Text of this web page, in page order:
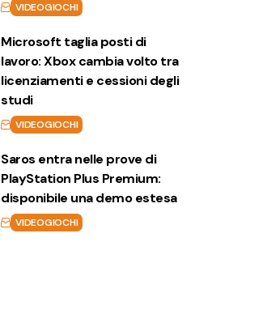
VIDEOGIOCHI
Microsoft taglia posti di
lavoro: Xbox cambia volto tra
licenziamenti e cessioni degli
studi
VIDEOGIOCHI
Saros entra nelle prove di
PlayStation Plus Premium:
disponibile una demo estesa
VIDEOGIOCHI